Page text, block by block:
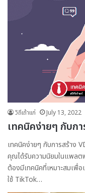
วิถีเถ้าแก่ July 13, 2022
เทคนิคง่ายๆ กับก
เทคนิคง่ายๆ กับการสร้าง
คุณได้รับความนิยมในแพล
ต้องมีเทคนิคที่เหมาะสมเพื่อ
ใช้ TikTok…